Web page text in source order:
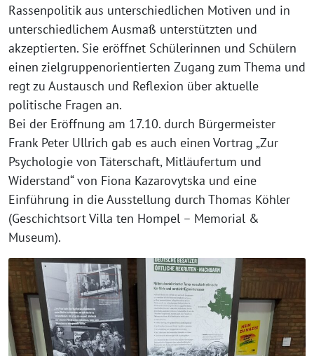
Rassenpolitik aus unterschiedlichen Motiven und in
unterschiedlichem Ausmaß unterstützten und
akzeptierten. Sie eröffnet Schülerinnen und Schülern
einen zielgruppenorientierten Zugang zum Thema und
regt zu Austausch und Reflexion über aktuelle
politische Fragen an.
Bei der Eröffnung am 17.10. durch Bürgermeister
Frank Peter Ullrich gab es auch einen Vortrag „Zur
Psychologie von Täterschaft, Mitläufertum und
Widerstand“ von Fiona Kazarovytska und eine
Einführung in die Ausstellung durch Thomas Köhler
(Geschichtsort Villa ten Hompel – Memorial &
Museum).